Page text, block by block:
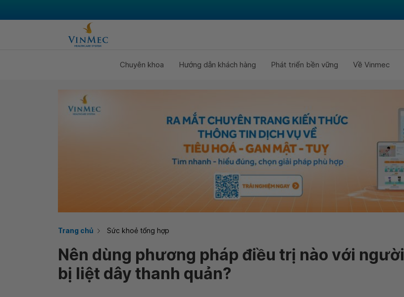
Chuyên khoa Hướng dẫn khách hàng Phát triển bền vững Về Vinmec
Trang chủ Sức khoẻ tổng hợp
Nên dùng phương pháp điều trị nào với người
bị liệt dây thanh quản?